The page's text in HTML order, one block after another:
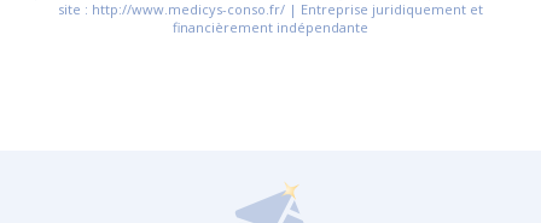
site : http://www.medicys-conso.fr/ | Entreprise juridiquement et
financièrement indépendante